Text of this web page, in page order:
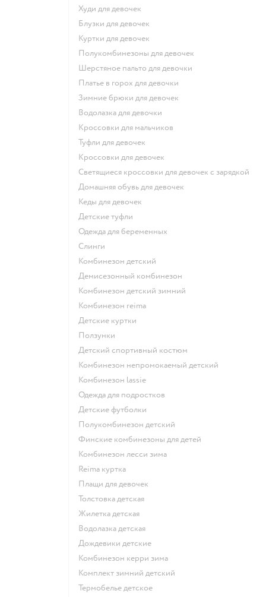
Худи для девочек
Блузки для девочек
Куртки для девочек
Полукомбинезоны для девочек
Шерстяное пальто для девочки
Платье в горох для девочки
Зимние брюки для девочек
Водолазка для девочки
Кроссовки для мальчиков
Туфли для девочек
Кроссовки для девочек
Светящиеся кроссовки для девочек с зарядкой
Домашняя обувь для девочек
Кеды для девочек
Детские туфли
Одежда для беременных
Слинги
Комбинезон детский
Демисезонный комбинезон
Комбинезон детский зимний
Комбинезон reima
Детские куртки
Ползунки
Детский спортивный костюм
Комбинезон непромокаемый детский
Комбинезон lassie
Одежда для подростков
Детские футболки
Полукомбинезон детский
Финские комбинезоны для детей
Комбинезон лесси зима
Reima куртка
Плащи для девочек
Толстовка детская
Жилетка детская
Водолазка детская
Дождевики детские
Комбинезон керри зима
Комплект зимний детский
Термобелье детское